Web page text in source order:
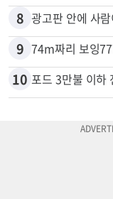
7 드라이브스루서
8 광고판 안에 사
9